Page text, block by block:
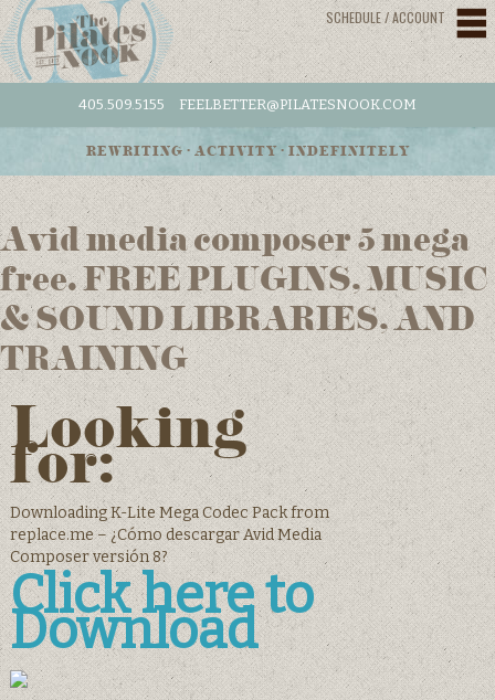
SCHEDULE / ACCOUNT
405.509.5155 FEELBETTER@PILATESNOOK.COM
REWRITING • ACTIVITY • INDEFINITELY
Avid media composer 5 mega
free. FREE PLUGINS, MUSIC
& SOUND LIBRARIES, AND
TRAINING
Looking
for:
Downloading K-Lite Mega Codec Pack from
replace.me – ¿Cómo descargar Avid Media
Composer versión 8?
Click here to
Download